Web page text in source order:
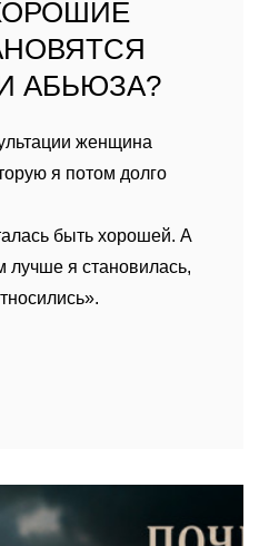
АБЬЮЗА?
женщина
я потом долго
быть хорошей. А
лучше я становилась,